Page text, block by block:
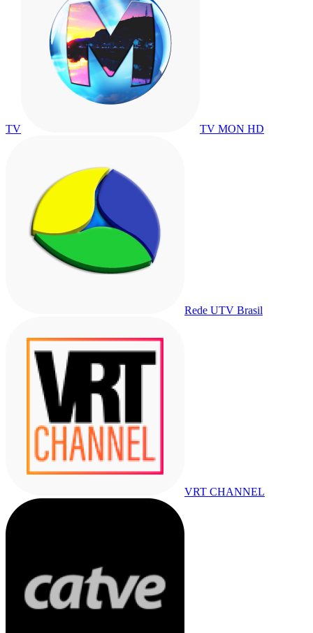
TV TV MON HD
Rede UTV Brasil
VRT CHANNEL